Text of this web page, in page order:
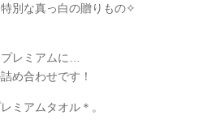
別な真っ白の贈りもの✧
レミアムに…
め合わせです！
ミアムタオル＊。